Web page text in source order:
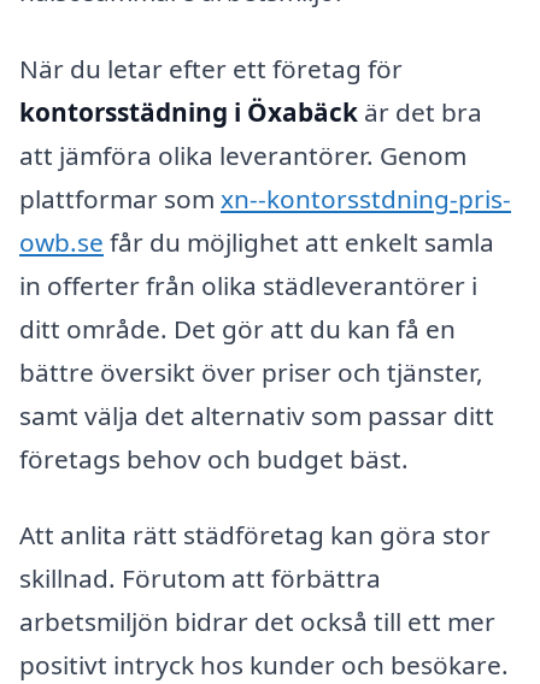
När du letar efter ett företag för
kontorsstädning i Öxabäck är det bra
att jämföra olika leverantörer. Genom
plattformar som xn--kontorsstdning-pris-
owb.se får du möjlighet att enkelt samla
in offerter från olika städleverantörer i
ditt område. Det gör att du kan få en
bättre översikt över priser och tjänster,
samt välja det alternativ som passar ditt
företags behov och budget bäst.
Att anlita rätt städföretag kan göra stor
skillnad. Förutom att förbättra
arbetsmiljön bidrar det också till ett mer
positivt intryck hos kunder och besökare.